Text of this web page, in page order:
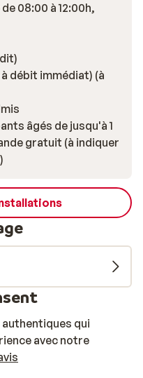
08:00 à 12:00h,
immédiat) (à
âgés de jusqu'à 1
gratuit (à indiquer
qui
avec notre